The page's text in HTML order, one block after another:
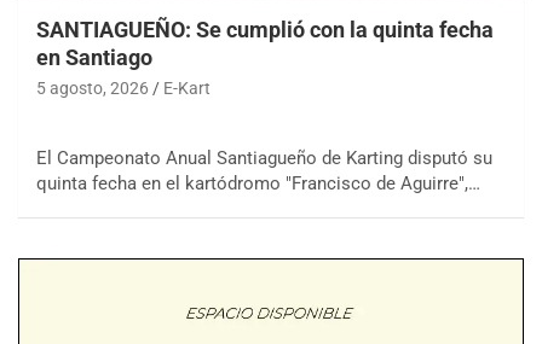
SANTIAGUEÑO: Se cumplió con la quinta fecha
en Santiago
5 agosto, 2026 E-Kart
El Campeonato Anual Santiagueño de Karting disputó su
quinta fecha en el kartódromo "Francisco de Aguirre",…